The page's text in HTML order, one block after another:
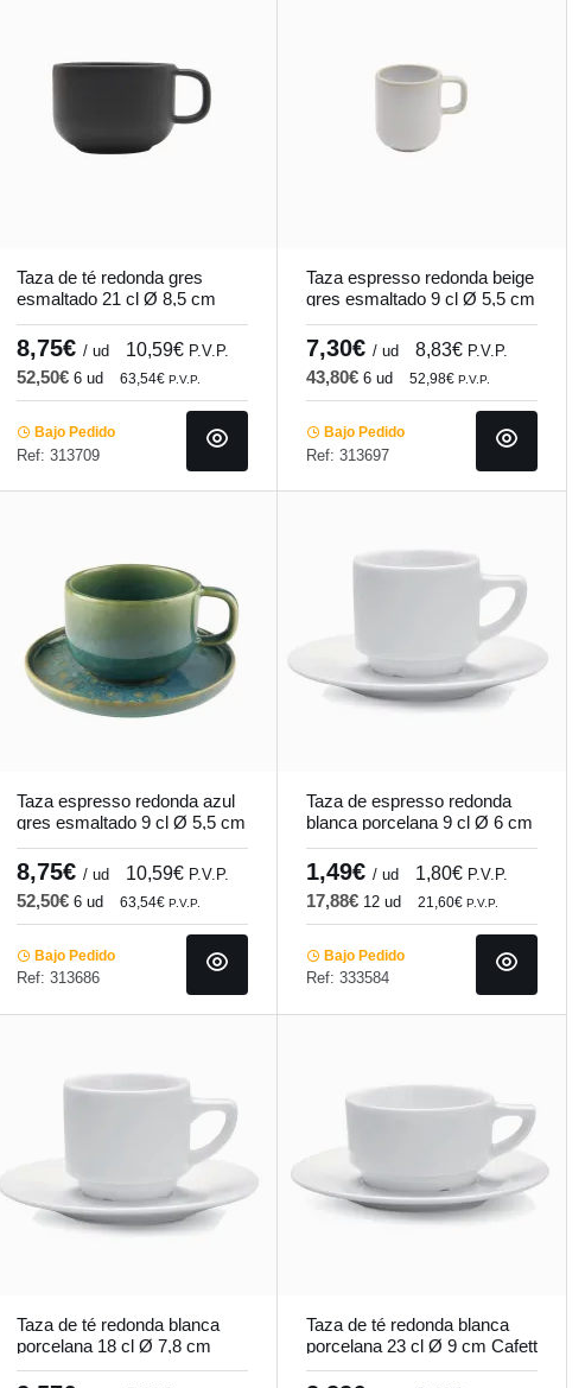
Taza de té redonda gres
esmaltado 21 cl Ø 8,5 cm
Tornado Accolade
8,75€ / ud 10,59€ P.V.P.
52,50€ 6 ud 63,54€ P.V.P.
Bajo Pedido
Ref: 313709
Taza espresso redonda beige
gres esmaltado 9 cl Ø 5,5 cm
Sand Accolade
7,30€ / ud 8,83€ P.V.P.
43,80€ 6 ud 52,98€ P.V.P.
Bajo Pedido
Ref: 313697
Taza espresso redonda azul
gres esmaltado 9 cl Ø 5,5 cm
Magic Accolade
8,75€ / ud 10,59€ P.V.P.
52,50€ 6 ud 63,54€ P.V.P.
Bajo Pedido
Ref: 313686
Taza de espresso redonda
blanca porcelana 9 cl Ø 6 cm
Cafett Pro.mundi
1,49€ / ud 1,80€ P.V.P.
17,88€ 12 ud 21,60€ P.V.P.
Bajo Pedido
Ref: 333584
Taza de té redonda blanca
porcelana 18 cl Ø 7,8 cm
Cafett Pro.mundi
Taza de té redonda blanca
porcelana 23 cl Ø 9 cm Cafett
Pro.mundi